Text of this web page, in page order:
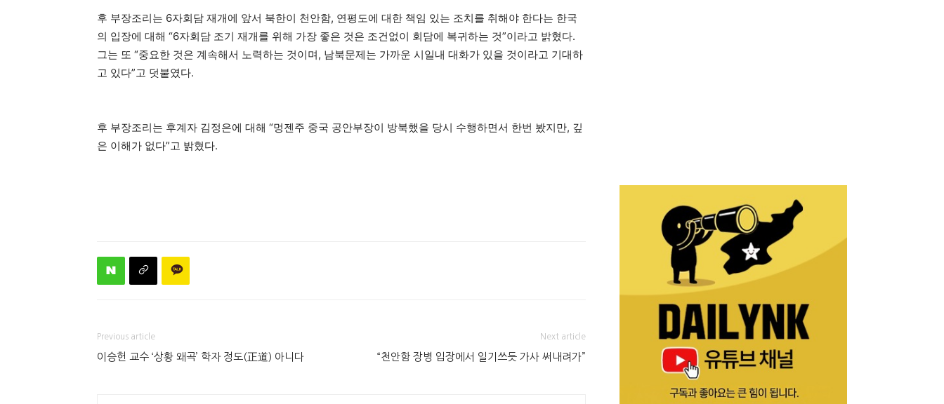
후 부장조리는 6자회담 재개에 앞서 북한이 천안함, 연평도에 대한 책임 있는 조치를 취해야 한다는 한국
의 입장에 대해 “6자회담 조기 재개를 위해 가장 좋은 것은 조건없이 회담에 복귀하는 것”이라고 밝혔다.
그는 또 “중요한 것은 계속해서 노력하는 것이며, 남북문제는 가까운 시일내 대화가 있을 것이라고 기대하
고 있다”고 덧붙였다.
후 부장조리는 후계자 김정은에 대해 “멍젠주 중국 공안부장이 방북했을 당시 수행하면서 한번 봤지만, 깊
은 이해가 없다”고 밝혔다.
Previous article
이승헌 교수 ‘상황 왜곡’ 학자 정도(正道) 아니다
Next article
“천안함 장병 입장에서 일기쓰듯 가사 써내려가”